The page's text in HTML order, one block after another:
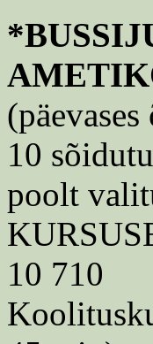
10
poolt
10 710